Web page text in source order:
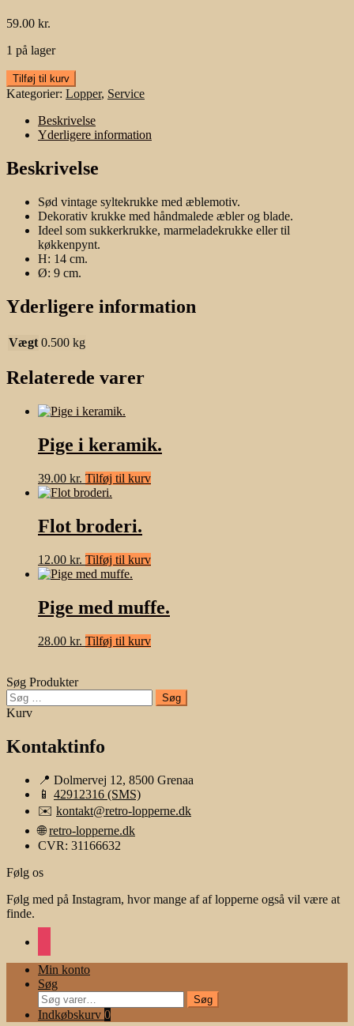
59.00 kr.
1 på lager
Marmeladekrukke.
antal
Tilføj til kurv
Kategorier: Lopper, Service
Beskrivelse
Yderligere information
Beskrivelse
Sød vintage syltekrukke med æblemotiv.
Dekorativ krukke med håndmalede æbler og blade.
Ideel som sukkerkrukke, marmeladekrukke eller til
køkkenpynt.
H: 14 cm.
Ø: 9 cm.
Yderligere information
Vægt 0.500 kg
Relaterede varer
Pige i keramik.
39.00 kr. Tilføj til kurv
Flot broderi.
12.00 kr. Tilføj til kurv
Pige med muffe.
28.00 kr. Tilføj til kurv
Søg Produkter
Søg
efter:
Kurv
Kontaktinfo
📍 Dolmervej 12, 8500 Grenaa
📱 42912316 (SMS)
✉️ kontakt@retro-lopperne.dk
🌐retro-lopperne.dk
CVR: 31166632
Følg os
Følg med på Instagram, hvor mange af af lopperne også vil være at
finde.
Min konto
Søg
Søg
efter:
Søg
Indkøbskurv 0